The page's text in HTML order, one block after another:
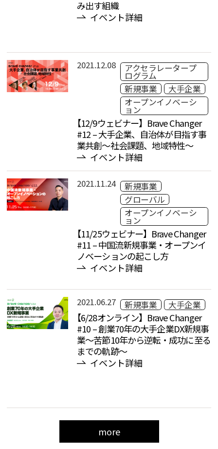
み出す組織
イベント詳細
2021.12.08 アクセラレータープ
ログラム
新規事業
大手企業
オープンイノベーシ
ョン
【12/9ウェビナー】Brave Changer
#12 – 大手企業、自治体が目指す事
業共創〜社会課題、地域特性〜
イベント詳細
2021.11.24
新規事業
グローバル
オープンイノベーシ
ョン
【11/25ウェビナー】Brave Changer
#11 – 中国流新規事業・オープンイ
ノベーションの起こし方
イベント詳細
2021.06.27 新規事業 大手企業
【6/28オンライン】Brave Changer
#10 – 創業70年の大手企業DX新規事
業〜苦節10年から逆転・成功に至る
までの軌跡〜
イベント詳細
more